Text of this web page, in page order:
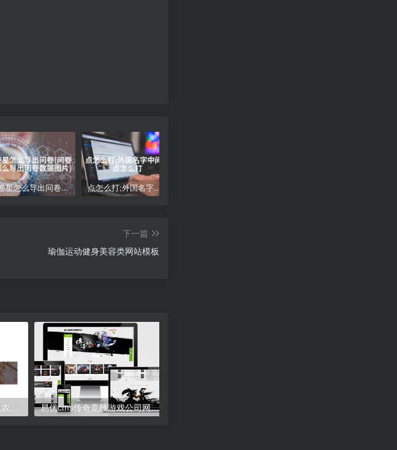
问卷星怎么导出问卷(问卷星怎么导出问卷数据图片) 点怎么打;外国名字中间的点怎么打
下一篇
瑜伽运动健身美容类网站模板
易优cms绿色大气五谷有机农产品企业网站模板源码 易优cms传奇竞技游戏公司网站模板源码 带手机端